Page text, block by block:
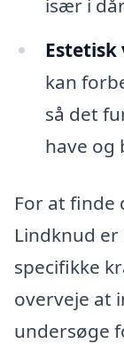
især i
kan
så det
have og
For at finde
Lindknud
specifikke
overveje at
undersøge